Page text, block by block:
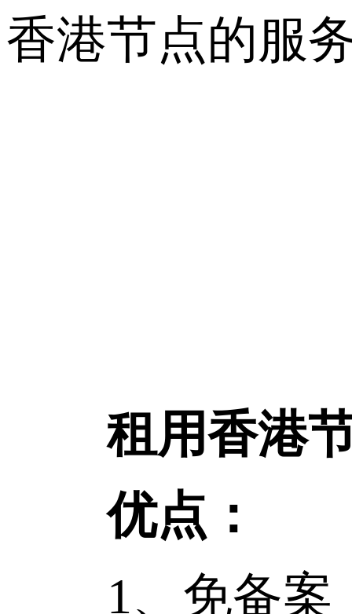
香港节点的服
租用香港节
优点：
1、免备案：